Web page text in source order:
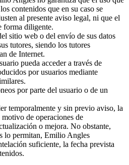
contenidos que en su caso se
al presente aviso legal, ni que el
forma diligente.
sitio web o del envío de sus datos
tutores, siendo los tutores
de Internet.
pueda acceder a través de
por usuarios mediante
por parte del usuario o de un
temporalmente y sin previo aviso, la
de operaciones de
o mejora. No obstante,
lo permitan, Emilio Angles
suficiente, la fecha prevista